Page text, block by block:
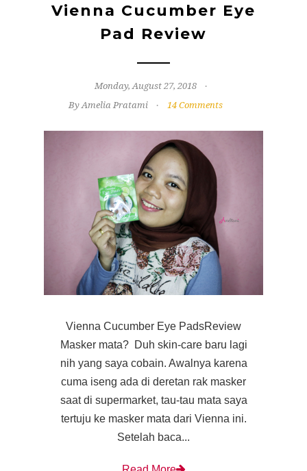
Vienna Cucumber Eye
Pad Review
Monday, August 27, 2018
By Amelia Pratami
14 Comments
Vienna Cucumber Eye PadsReview
Masker mata? Duh skin-care baru lagi
nih yang saya cobain. Awalnya karena
cuma iseng ada di deretan rak masker
saat di supermarket, tau-tau mata saya
tertuju ke masker mata dari Vienna ini.
Setelah baca...